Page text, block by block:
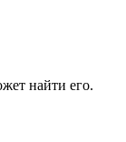
найти его.